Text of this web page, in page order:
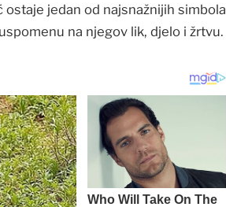
jedan od najsnažnijih simbola
na njegov lik, djelo i žrtvu.